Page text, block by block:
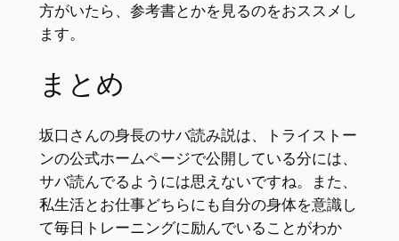
方がいたら、参考書とかを見るのをおススメし
ます。
まとめ
坂口さんの身長のサバ読み説は、トライストー
ンの公式ホームページで公開している分には、
サバ読んでるようには思えないですね。また、
私生活とお仕事どちらにも自分の身体を意識し
て毎日トレーニングに励んでいることがわか